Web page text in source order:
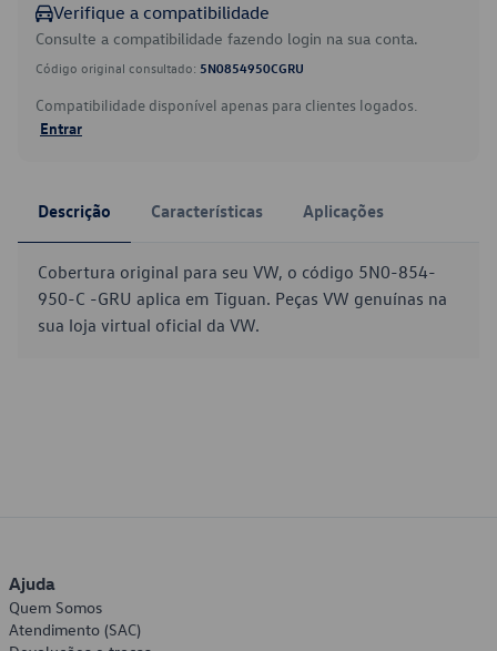
Verifique a compatibilidade
Consulte a compatibilidade fazendo login na sua conta.
Código original consultado: 5N0854950CGRU
Compatibilidade disponível apenas para clientes logados.
Entrar
Descrição Características Aplicações
Cobertura original para seu VW, o código 5N0-854-
950-C -GRU aplica em Tiguan. Peças VW genuínas na
sua loja virtual oficial da VW.
Ajuda
Quem Somos
Atendimento (SAC)